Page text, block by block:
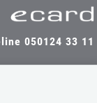
050124 33 11